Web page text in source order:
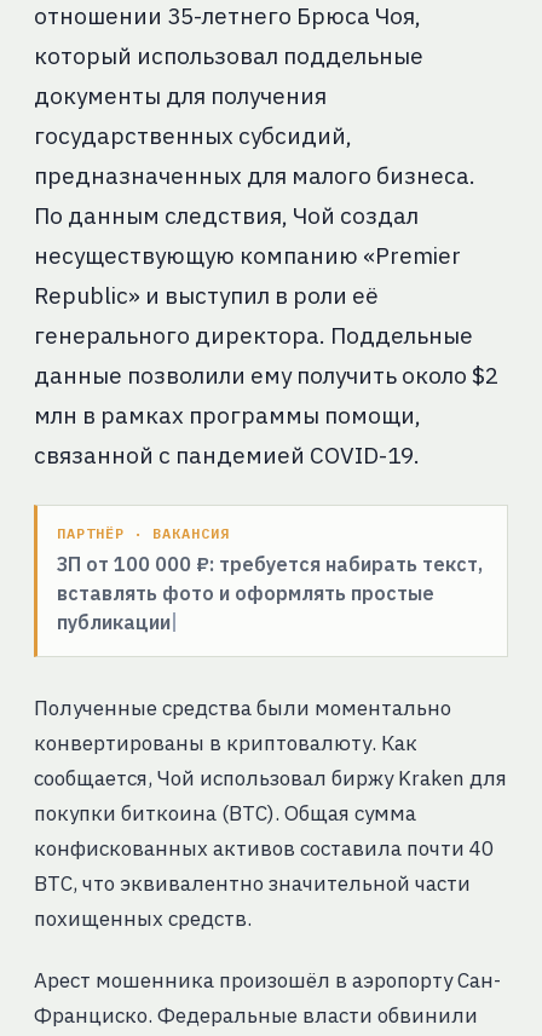
отношении 35-летнего Брюса Чоя,
который использовал поддельные
документы для получения
государственных субсидий,
предназначенных для малого бизнеса.
По данным следствия, Чой создал
несуществующую компанию «Premier
Republic» и выступил в роли её
генерального директора. Поддельные
данные позволили ему получить около $2
млн в рамках программы помощи,
связанной с пандемией COVID-19.
ПАРТНЁР · ВАКАНСИЯ
ЗП от 100 000 ₽: требуется набирать текст,
вставлять фото и оформлять простые
публикации
Полученные средства были моментально
конвертированы в криптовалюту. Как
сообщается, Чой использовал биржу Kraken для
покупки биткоина (BTC). Общая сумма
конфискованных активов составила почти 40
BTC, что эквивалентно значительной части
похищенных средств.
Арест мошенника произошёл в аэропорту Сан-
Франциско. Федеральные власти обвинили